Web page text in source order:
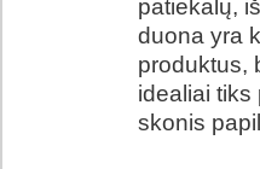
patiekalų,
duona yra
produktus,
idealiai tiks
skonis